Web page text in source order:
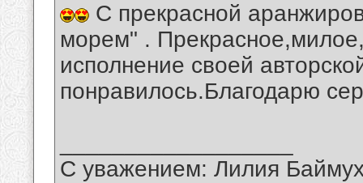
С прекрасной
морем" .
исполнение своей
понравилось.Благодарю
С уважением: Лилия